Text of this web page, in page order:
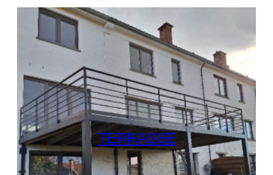
TERRASSE